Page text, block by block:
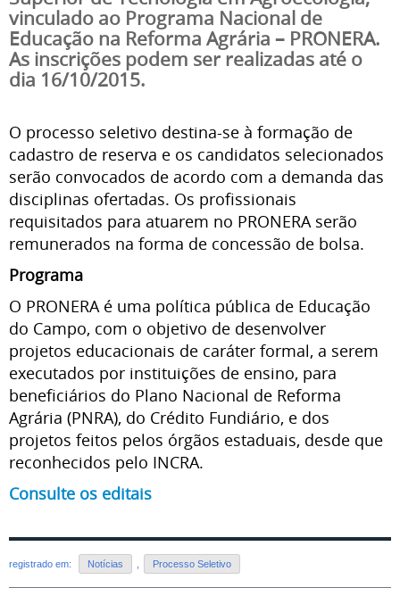
vinculado ao Programa Nacional de
Educação na Reforma Agrária – PRONERA.
As inscrições podem ser realizadas até o
dia 16/10/2015.
O processo seletivo destina-se à formação de
cadastro de reserva e os candidatos selecionados
serão convocados de acordo com a demanda das
disciplinas ofertadas. Os profissionais
requisitados para atuarem no PRONERA serão
remunerados na forma de concessão de bolsa.
Programa
O PRONERA é uma política pública de Educação
do Campo, com o objetivo de desenvolver
projetos educacionais de caráter formal, a serem
executados por instituições de ensino, para
beneficiários do Plano Nacional de Reforma
Agrária (PNRA), do Crédito Fundiário, e dos
projetos feitos pelos órgãos estaduais, desde que
reconhecidos pelo INCRA.
Consulte os editais
registrado em: Notícias Processo Seletivo